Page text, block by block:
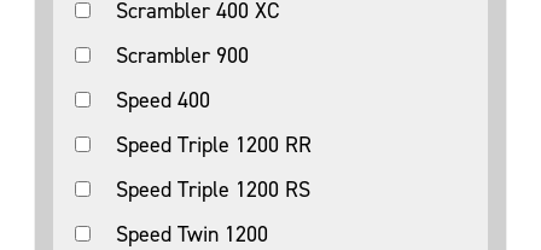
Scrambler 400 XC
Scrambler 900
Speed 400
Speed Triple 1200 RR
Speed Triple 1200 RS
Speed Twin 1200